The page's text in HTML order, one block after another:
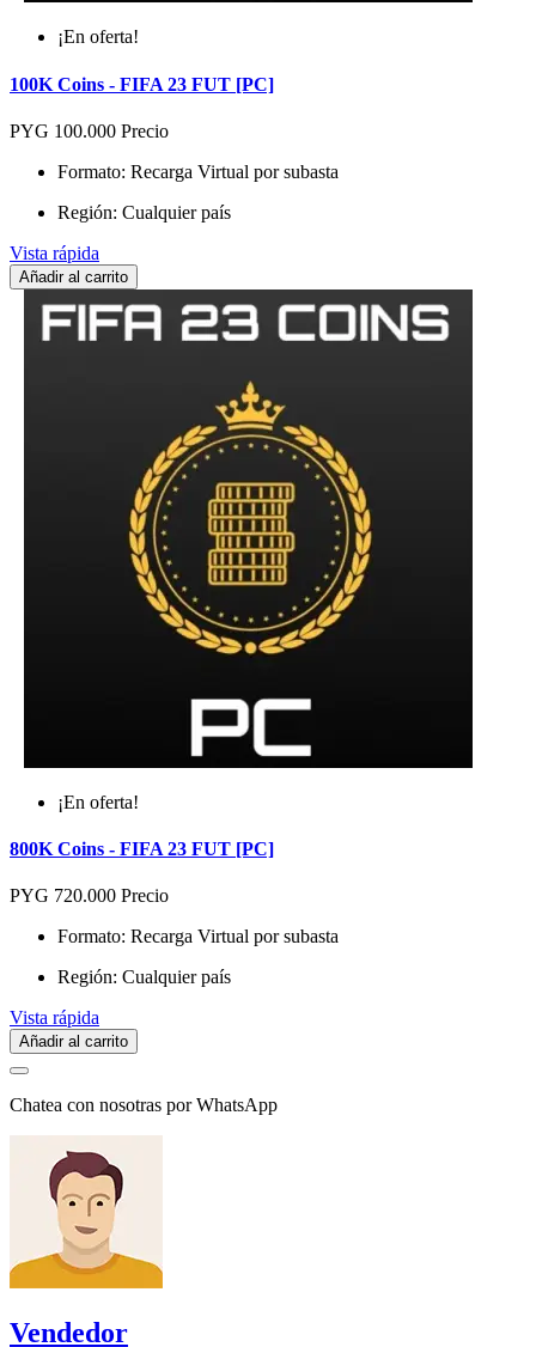
¡En oferta!
100K Coins - FIFA 23 FUT [PC]
PYG 100.000 Precio
Formato: Recarga Virtual por subasta
Región: Cualquier país
Vista rápida
Añadir al carrito
¡En oferta!
800K Coins - FIFA 23 FUT [PC]
PYG 720.000 Precio
Formato: Recarga Virtual por subasta
Región: Cualquier país
Vista rápida
Añadir al carrito
Chatea con nosotras por WhatsApp
Vendedor